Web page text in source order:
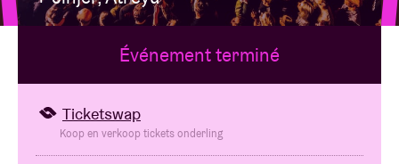
Location de salles
BRDCST
Événement terminé
Ticketswap
Koop en verkoop tickets onderling